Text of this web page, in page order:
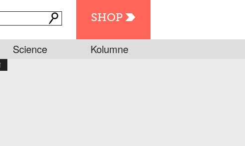
SHOP
Science Kolumne